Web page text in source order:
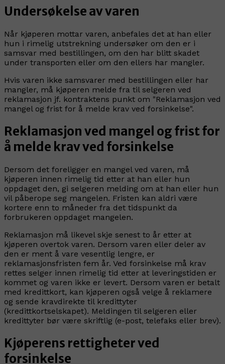
Undersøkelse av varen
Når kjøperen mottar varen, anbefales det at han eller
hun i rimelig utstrekning undersøker om den er i
samsvar med bestillingen, om den har blitt skadet
under transporten eller om den ellers har mangler.
Hvis varen ikke samsvarer med bestillingen eller har
mangler, må kjøperen melde fra til selgeren ved
reklamasjon jf. kontraktens punkt om "Reklamasjon ved
mangel og frist for å melde krav ved forsinkelse".
Reklamasjon ved mangel og frist for
å melde krav ved forsinkelse
Dersom det foreligger en mangel ved varen, må
kjøperen innen rimelig tid etter at han eller hun
oppdaget den, gi selgeren melding om at han eller hun
vil påberope seg mangelen. Fristen kan aldri være
kortere enn to måneder fra det tidspunkt da
forbrukeren oppdaget mangelen.
Reklamasjon må likevel skje senest to år etter at
kjøperen overtok varen. Dersom varen eller deler av
den er ment å vare vesentlig lengre, er
reklamasjonsfristen fem år. Ved forsinkelse må krav
rettes selger innen rimelig tid etter at leveringstiden er
kommet og varen ikke er levert. Dersom varen er betalt
med kredittkort, kan kjøperen også velge å reklamere
og sende kravdirekte til kredittyter
(kredittkortselskapet). Meldingen til selgeren eller
kredittyter bør være skriftlig (e-post, telefaks eller brev).
Kjøperens rettigheter ved
forsinkelse